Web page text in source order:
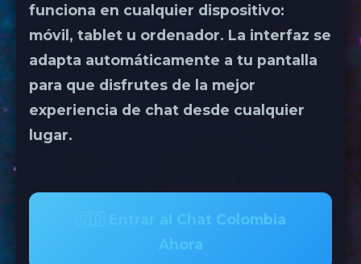
funciona en cualquier dispositivo:
móvil, tablet u ordenador. La interfaz se
adapta automáticamente a tu pantalla
para que disfrutes de la mejor
experiencia de chat desde cualquier
lugar.
🇨🇴 Entrar al Chat Colombia
Ahora